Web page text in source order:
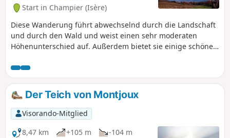
Start in Champier (Isère)
Diese Wanderung führt abwechselnd durch die Landschaft
und durch den Wald und weist einen sehr moderaten
Höhenunterschied auf. Außerdem bietet sie einige schöne
Der Teich von Montjoux
Visorando-Mitglied
8,47 km
+105 m
-104 m